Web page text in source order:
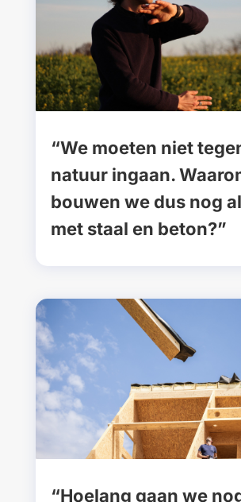
“We moeten niet
natuur ingaan.
bouwen we dus nog
met staal en beton?”
“Hoelang gaan we